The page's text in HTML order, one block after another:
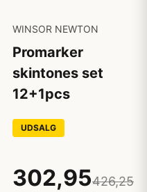
WINSOR NEWTON
Promarker
skintones set
12+1pcs
UDSALG
302,95426,25